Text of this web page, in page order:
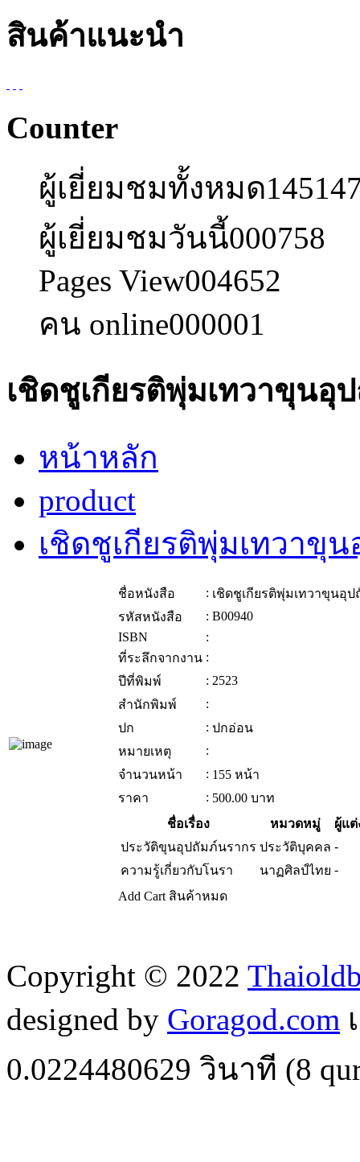
สินค้าแนะนำ
Counter
ผู้เยี่ยมชมทั้งหมด
ผู้เยี่ยมชมวันนี้000758
Pages View004652
คน online000001
เชิดชูเกียรติพุ่มเทวาขุนอุ
หน้าหลัก
product
เชิดชูเกียรติพุ่มเทวาขุ
ชื่อหนังสือ : เชิดชูเกียรติพุ่มเทวาขุนอุ
รหัสหนังสือ
: B00940
ISBN
:
ที่ระลึกจากงาน :
ปีที่พิมพ์
: 2523
สำนักพิมพ์
:
ปก
: ปกอ่อน
หมายเหตุ
:
จำนวนหน้า
: 155 หน้า
ราคา
: 500.00 บาท
ชื่อเรื่อง
หมวดหมู่
ผู้แต่
ประวัติขุนอุปถัมภ์นรากร ประวัติบุคคล -
ความรู้เกี่ยวกับโนรา
นาฏศิลป์ไทย -
Add Cart สินค้าหมด
Copyright © 2022
designed by Goragod.com
0.0224480629 วินาที (8